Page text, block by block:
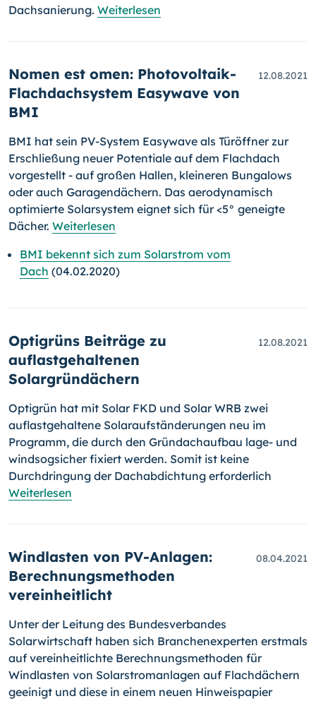
Dachsanierung. Weiterlesen
Nomen est omen: Photovoltaik-
Flachdachsystem Easywave von
BMI
12.08.2021
BMI hat sein PV-System Easywave als Türöffner zur
Erschließung neuer Potentiale auf dem Flachdach
vorgestellt - auf großen Hallen, kleineren Bungalows
oder auch Garagendächern. Das aerodynamisch
optimierte Solarsystem eignet sich für <5° geneigte
Dächer. Weiterlesen
BMI bekennt sich zum Solarstrom vom
Dach (04.02.2020)
Optigrüns Beiträge zu
auflastgehaltenen
Solargründächern
12.08.2021
Optigrün hat mit Solar FKD und Solar WRB zwei
auflastgehaltene Solar­auf­stän­derungen neu im
Programm, die durch den Gründachaufbau lage- und
windsogsicher fixiert werden. Somit ist keine
Durchdringung der Dach­ab­dich­tung erforderlich
Weiterlesen
Windlasten von PV-Anlagen:
Berechnungsmethoden
vereinheitlicht
08.04.2021
Unter der Leitung des Bundesverbandes
Solarwirtschaft haben sich Branchenexperten erstmals
auf vereinheitlichte Berechnungsmethoden für
Windlasten von Solarstromanlagen auf Flachdächern
geeinigt und diese in einem neuen Hinweispapier